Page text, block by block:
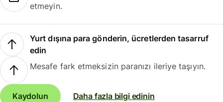
etmeyin.
Yurt dışına para gönderin, ücretlerden tasarruf
edin
Mesafe fark etmeksizin paranızı ileriye taşıyın.
Kaydolun Daha fazla bilgi edinin